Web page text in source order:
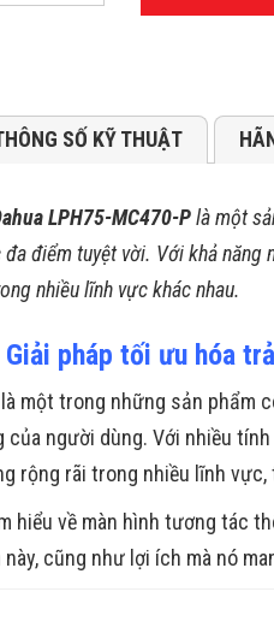
SỐ KỸ THUẬT
LPH75-MC470-Plà một
điểm tuyệt vời. Với khả năng
nhiều lĩnh vực khác nhau.
pháp tối ưu hóa
là một trong những sản phẩm
người dùng. Với nhiều
rộng rãi trong nhiều lĩnh
hiểu về màn hình tương tác
cũng như lợi ích mà nó